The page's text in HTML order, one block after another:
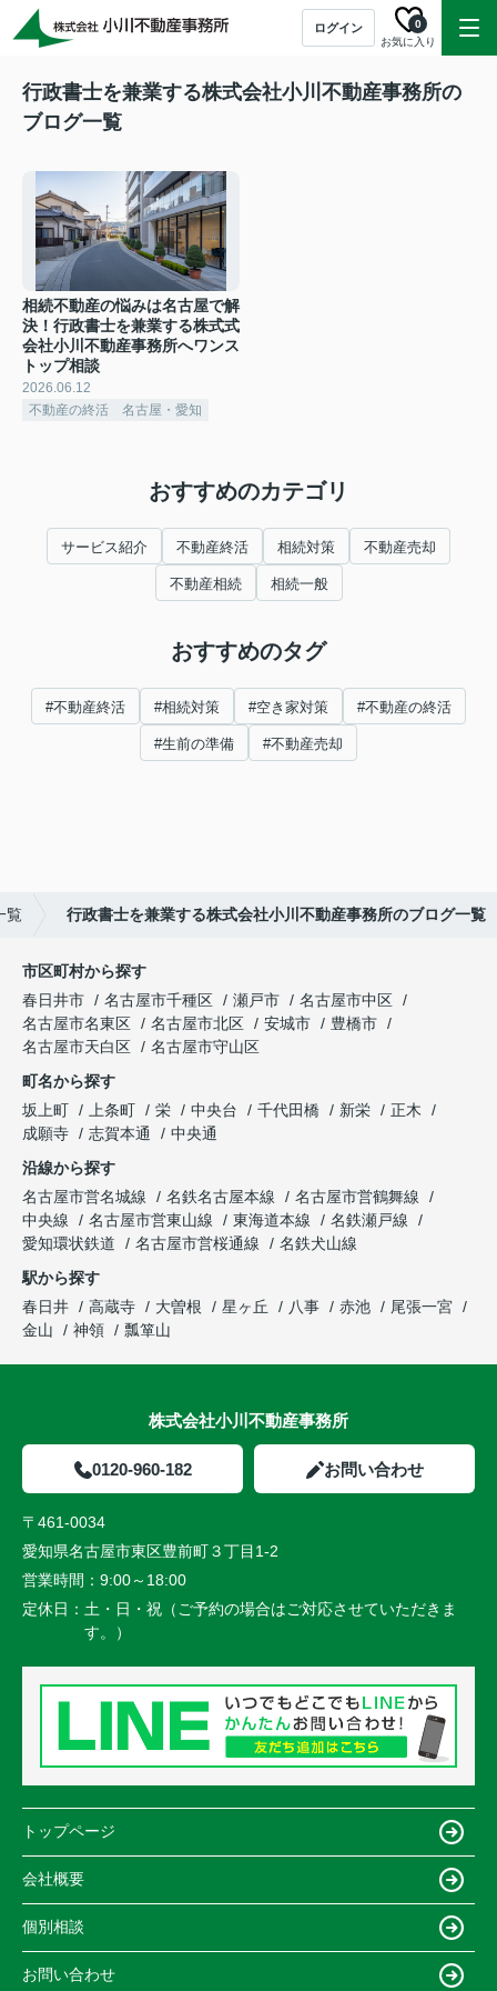
ログイン
お気に入り
0
行政書士を兼業する株式会社小川不動産事務所の
ブログ一覧
相続不動産の悩みは名古屋で解
決！行政書士を兼業する株式式
会社小川不動産事務所へワンス
トップ相談
2026.06.12
不動産の終活 名古屋・愛知
おすすめのカテゴリ
サービス紹介 不動産終活 相続対策 不動産売却
不動産相続 相続一般
おすすめのタグ
#不動産終活 #相続対策 #空き家対策 #不動産の終活
#生前の準備 #不動産売却
覧 行政書士を兼業する株式会社小川不動産事務所のブログ一覧
市区町村から探す
春日井市
名古屋市千種区 瀬戸市
名古屋市中区
名古屋市名東区
名古屋市北区 安城市
豊橋市
名古屋市天白区
名古屋市守山区
町名から探す
坂上町
上条町 栄 中央台 千代田橋 新栄
正木
成願寺
志賀本通
中央通
沿線から探す
名古屋市営名城線
名鉄名古屋本線
名古屋市営鶴舞線
中央線
名古屋市営東山線 東海道本線
名鉄瀬戸線
愛知環状鉄道
名古屋市営桜通線
名鉄犬山線
駅から探す
春日井
高蔵寺 大曽根 星ヶ丘 八事 赤池
尾張一宮
金山
神領 瓢箪山
株式会社小川不動産事務所
0120-960-182 お問い合わせ
〒461-0034
愛知県名古屋市東区豊前町３丁目1-2
営業時間： 9:00～18:00
定休日： 土・日・祝（ご予約の場合はご対応させていただきま
す。）
トップページ
会社概要
個別相談
お問い合わせ